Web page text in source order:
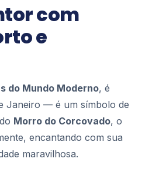
com
e
do Mundo Moderno, é
Janeiro — é um símbolo de
Morro do Corcovado, o
encantando com sua
maravilhosa.